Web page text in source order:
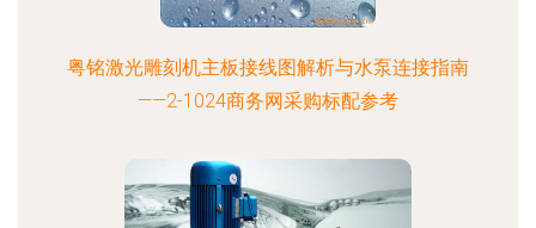
粤铭激光雕刻机主板接线图解析与水泵连接指南
——2-1024商务网采购标配参考